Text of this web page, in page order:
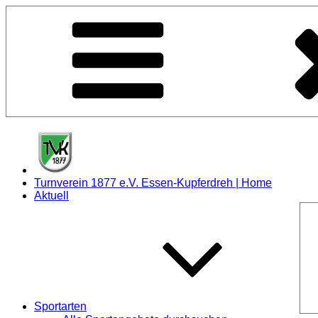
Turnverein 1877 e.V. Essen-Kupferdreh | Home
Aktuell
Sportarten